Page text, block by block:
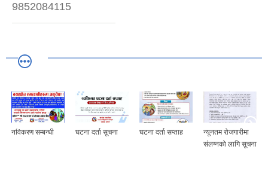
9852084115
नविकरण सम्बन्धी घटना दर्ता सूचना घटना दर्ता सप्ताह
न्यूनतम रोजगारीमा
संलग्नको लागि सूचना